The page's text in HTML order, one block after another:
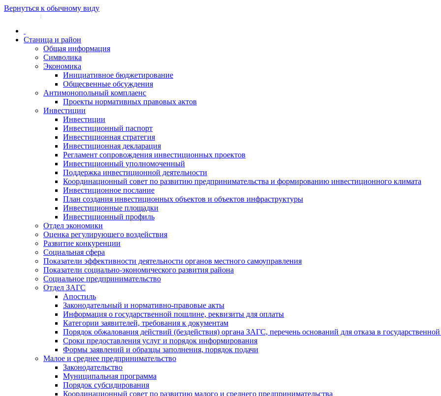
Вернуться к обычному виду
|
Станица и район
Общая информация
Символика
Экономика
Инициативное бюджетирование
Общесвенные обсуждения
Антимонопольный комплаенс
Проекты нормативных правовых актов
Инвестиции
Инвестиции
Инвестиционный паспорт
Инвестиционная стратегия
Инвестиционная декларация
Регламент сопровождения инвестиционных проектов
Инвестиционный уполномоченный
Поддержка инвестиционной деятельности
Координационный совет по развитию предпринимательства и формированию инвестиционного климата
Инвестиционное послание
План создания инвестиционных объектов и объектов инфраструктуры
Инвестиционные площадки
Инвестиционный профиль
Отдел экономики
Оценка регулирующего воздействия
Развитие конкуренции
Социальная сфера
Показатели эффективности деятельности органов местного самоуправления
Показатели социально-экономического развития района
Социальное предпринимательство
Отдел ЗАГС
Апостиль
Законодательный и нормативно-правовые акты
Информация о государственной пошлине, реквизиты для оплаты
Категории заявителей, требования к документам
Порядок обжалования действий (бездействия) органа ЗАГС, перечень оснований для отказа в
Сроки предоставления услуг и порядок информирования
Формы заявлений и образцы заполнения, порядок подачи
Малое и среднее предпринимательство
Законодательство
Муниципальная программа
Порядок субсидирования
Координационный совет по развитию малого и среднего предпринимательства